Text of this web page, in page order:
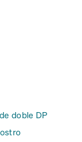
doble DP